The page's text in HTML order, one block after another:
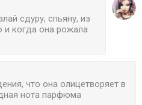
сдуру, спьяну, из
и когда она рожала
что она олицетворяет в
нота парфюма